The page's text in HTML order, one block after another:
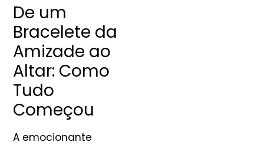
De um
Bracelete da
Amizade ao
Altar: Como
Tudo
Começou
A emocionante